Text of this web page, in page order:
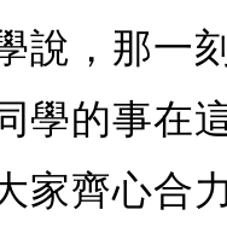
說，那一
學的事在
家齊心合